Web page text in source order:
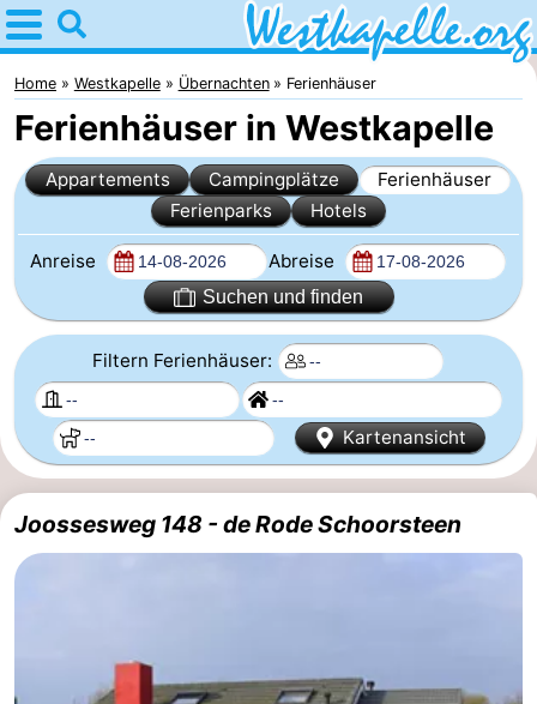
Home
Westkapelle
Tipps
Für
kindern
Übernachten
Appartements
-
Duinweg
Résidence
Wijngaerde
Campingplätze
Ferienhäuser
-
Home Westkapelle Übernachten Ferienhäuser
Ferienhäuser in Westkapelle
Appartements Campingplätze
Ferienhäuser
Ferienparks
Hotels
Anreise Abreise
Suchen und finden
Filtern Ferienhäuser:
Kartenansicht
Joossesweg 148 - de Rode Schoorsteen